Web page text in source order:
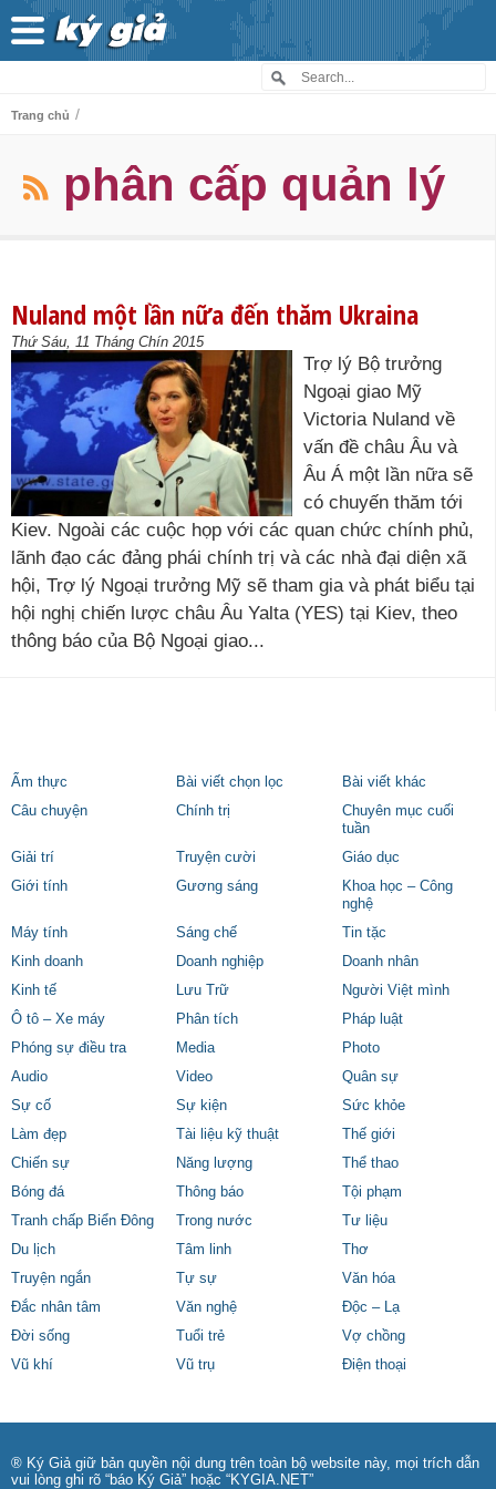
Trang chủ /
phân cấp quản lý
Nuland một lần nữa đến thăm Ukraina
Thứ Sáu, 11 Tháng Chín 2015
Trợ lý Bộ trưởng
Ngoại giao Mỹ
Victoria Nuland về
vấn đề châu Âu và
Âu Á một lần nữa sẽ
có chuyến thăm tới
Kiev. Ngoài các cuộc họp với các quan chức chính phủ,
lãnh đạo các đảng phái chính trị và các nhà đại diện xã
hội, ​​Trợ lý Ngoại trưởng Mỹ sẽ tham gia và phát biểu tại
hội nghị chiến lược châu Âu Yalta (YES) tại Kiev, theo
thông báo của Bộ Ngoại giao...
Ẩm thực Bài viết chọn lọc
Bài viết khác
Câu chuyện
Chính trị
Chuyên mục cuối
tuần
Giải trí
Truyện cười
Giáo dục
Giới tính
Gương sáng
Khoa học – Công
nghệ
Máy tính
Sáng chế
Tin tặc
Kinh doanh
Doanh nghiệp
Doanh nhân
Kinh tế
Lưu Trữ
Người Việt mình
Ô tô – Xe máy
Phân tích
Pháp luật
Phóng sự điều tra
Media
Photo
Audio
Video
Quân sự
Sự cố
Sự kiện
Sức khỏe
Làm đẹp
Tài liệu kỹ thuật
Thế giới
Chiến sự
Năng lượng
Thể thao
Bóng đá
Thông báo
Tội phạm
Tranh chấp Biển Đông
Trong nước
Tư liệu
Du lịch
Tâm linh
Thơ
Truyện ngắn
Tự sự
Văn hóa
Đắc nhân tâm
Văn nghệ
Độc – Lạ
Đời sống
Tuổi trẻ
Vợ chồng
Vũ khí
Vũ trụ Điện thoại
® Ký Giả giữ bản quyền nội dung trên toàn bộ website này, mọi trích dẫn
vui lòng ghi rõ “báo Ký Giả” hoặc “KYGIA.NET”